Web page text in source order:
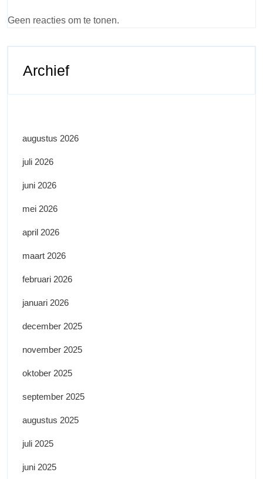
Geen reacties om te tonen.
Archief
augustus 2026
juli 2026
juni 2026
mei 2026
april 2026
maart 2026
februari 2026
januari 2026
december 2025
november 2025
oktober 2025
september 2025
augustus 2025
juli 2025
juni 2025